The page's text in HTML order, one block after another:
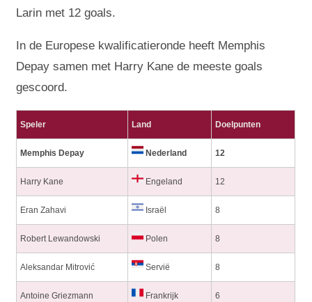
Larin met 12 goals.
In de Europese kwalificatieronde heeft Memphis
Depay samen met Harry Kane de meeste goals
gescoord.
Speler Land Doelpunten
Memphis Depay Nederland 12
Harry Kane Engeland 12
Eran Zahavi Israël 8
Robert Lewandowski Polen 8
Aleksandar Mitrović Servië 8
Antoine Griezmann Frankrijk 6